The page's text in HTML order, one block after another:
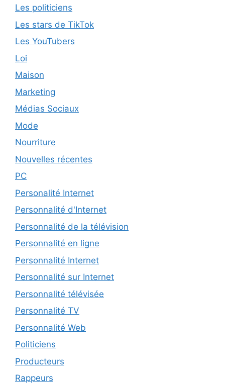
Les politiciens
Les stars de TikTok
Les YouTubers
Loi
Maison
Marketing
Médias Sociaux
Mode
Nourriture
Nouvelles récentes
PC
Personalité Internet
Personnalité d'Internet
Personnalité de la télévision
Personnalité en ligne
Personnalité Internet
Personnalité sur Internet
Personnalité télévisée
Personnalité TV
Personnalité Web
Politiciens
Producteurs
Rappeurs